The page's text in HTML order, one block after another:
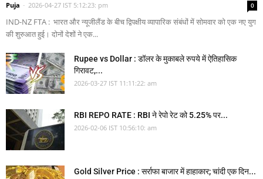
Puja - 2026-04-27 IST 5:12:23: pm 0
IND-NZ FTA : भारत और न्यूजीलैंड के बीच द्विपक्षीय व्यापारिक संबंधों में सोमवार को एक नए युग
की शुरुआत हुई। दोनों देशों ने एक...
Rupee vs Dollar : डॉलर के मुकाबले रुपये में ऐतिहासिक
गिरावट,...
2026-03-27 IST 11:11:22: am
RBI REPO RATE : RBI ने रेपो रेट को 5.25% पर...
2026-02-06 IST 10:56:10: am
Gold Silver Price : सर्राफा बाजार में हाहाकार; चांदी एक दिन...